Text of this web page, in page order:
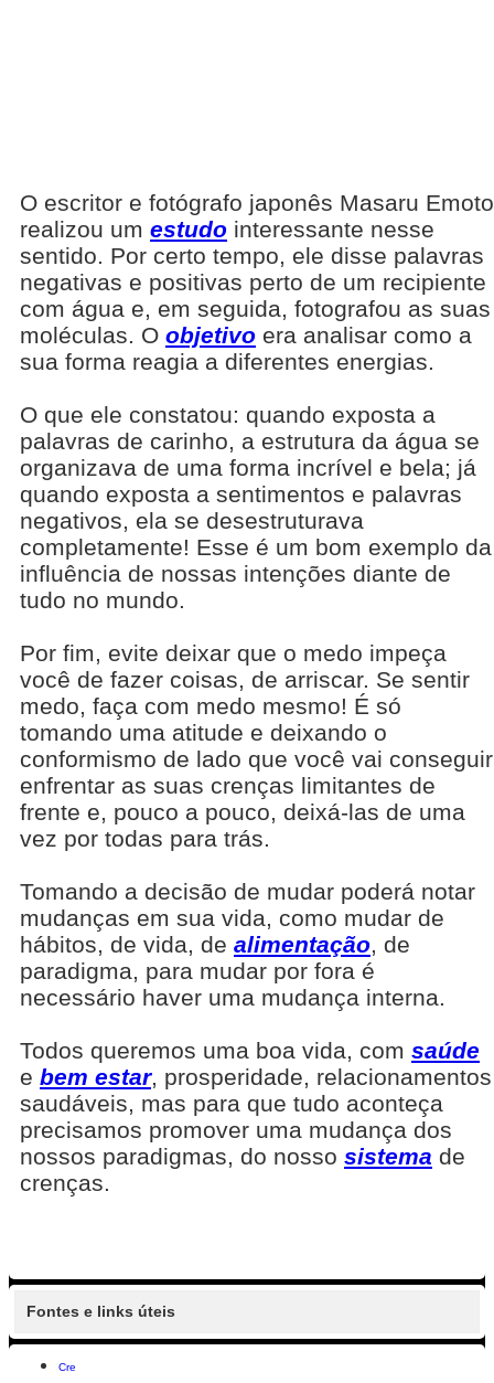
O escritor e fotógrafo japonês Masaru Emoto
realizou um estudo interessante nesse
sentido. Por certo tempo, ele disse palavras
negativas e positivas perto de um recipiente
com água e, em seguida, fotografou as suas
moléculas. O objetivo era analisar como a
sua forma reagia a diferentes energias.
O que ele constatou: quando exposta a
palavras de carinho, a estrutura da água se
organizava de uma forma incrível e bela; já
quando exposta a sentimentos e palavras
negativos, ela se desestruturava
completamente! Esse é um bom exemplo da
influência de nossas intenções diante de
tudo no mundo.
Por fim, evite deixar que o medo impeça
você de fazer coisas, de arriscar. Se sentir
medo, faça com medo mesmo! É só
tomando uma atitude e deixando o
conformismo de lado que você vai conseguir
enfrentar as suas crenças limitantes de
frente e, pouco a pouco, deixá-las de uma
vez por todas para trás.
Tomando a decisão de mudar poderá notar
mudanças em sua vida, como mudar de
hábitos, de vida, de alimentação, de
paradigma, para mudar por fora é
necessário haver uma mudança interna.
Todos queremos uma boa vida, com saúde
e bem estar, prosperidade, relacionamentos
saudáveis, mas para que tudo aconteça
precisamos promover uma mudança dos
nossos paradigmas, do nosso sistema de
crenças.
Fontes e links úteis
Cre